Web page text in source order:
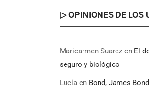
▷ OPINIONES DE LOS
Maricarmen Suarez en El
seguro y biológico
Lucía en Bond, James Bond